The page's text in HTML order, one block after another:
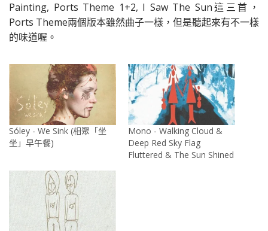
Painting, Ports Theme 1+2, I Saw The Sun這三首，
Ports Theme兩個版本雖然曲子一樣，但是聽起來有不一樣
的味道喔。
Sóley - We Sink (相聚「坐
坐」早午餐)
Mono - Walking Cloud &
Deep Red Sky Flag
Fluttered & The Sun Shined